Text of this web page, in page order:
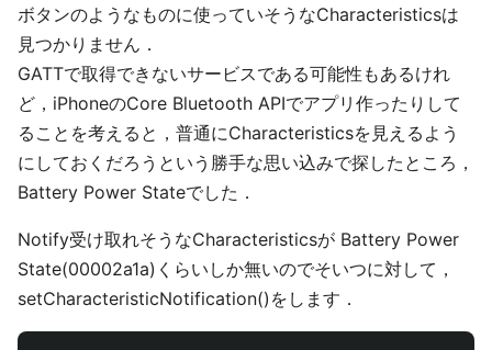
ボタンのようなものに使っていそうなCharacteristicsは
見つかりません．
GATTで取得できないサービスである可能性もあるけれ
ど，iPhoneのCore Bluetooth APIでアプリ作ったりして
ることを考えると，普通にCharacteristicsを見えるよう
にしておくだろうという勝手な思い込みで探したところ，
Battery Power Stateでした．
Notify受け取れそうなCharacteristicsが Battery Power
State(00002a1a)くらいしか無いのでそいつに対して，
setCharacteristicNotification()をします．